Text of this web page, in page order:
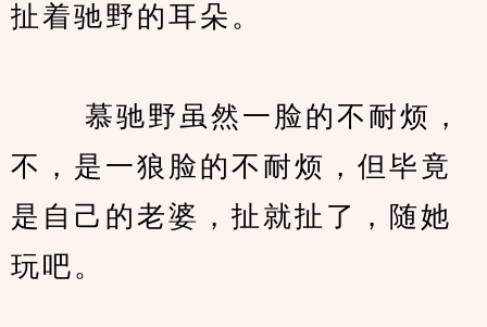
扯着驰野的耳朵。
慕驰野虽然一脸的不耐烦，
不，是一狼脸的不耐烦，但毕竟
是自己的老婆，扯就扯了，随她
玩吧。